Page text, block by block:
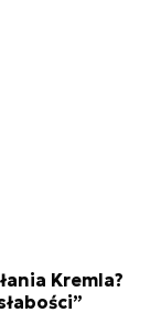
Kremla?